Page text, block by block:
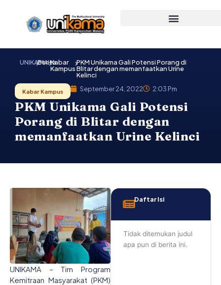
UNIKAMA
BeritaKabar
Kampus
PKM Unikama Gali Potensi Porang di
Blitar dengan memanfaatkan Urine
Kelinci
Kabar Kampus September 24, 2022 2:03 Pm
PKM Unikama Gali Potensi
Porang di Blitar dengan
memanfaatkan Urine Kelinci
UNIKAMA – Tim Program
Kemitraan Masyarakat (PKM)
Daftar Isi
Tidak ditemukan judul
apa pun di berita ini.